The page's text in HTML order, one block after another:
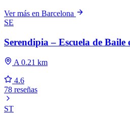
Ver más en Barcelona
SE
Serendipia – Escuela de
A 0.21 km
4.6
78 reseñas
ST